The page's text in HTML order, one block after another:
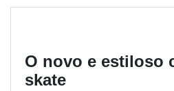
O novo e estiloso
skate